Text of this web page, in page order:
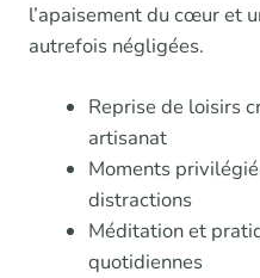
l’apaisement du cœur et
autrefois négligées.
Reprise de loisirs
artisanat
Moments
distractions
Méditation et
quotidiennes